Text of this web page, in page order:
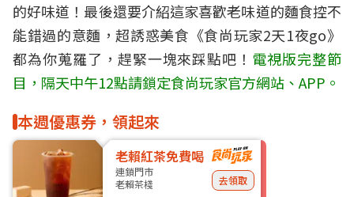
的好味道！最後還要介紹這家喜歡老味道的麵食控不
能錯過的意麵，超誘惑美食《食尚玩家2天1夜go》
都為你蒐羅了，趕緊一塊來踩點吧！ 電視版完整節
目，隔天中午12點請鎖定食尚玩家官方網站、APP。
本週優惠券，領起來
老賴紅茶免費喝
連鎖門市
老賴茶棧
去領取